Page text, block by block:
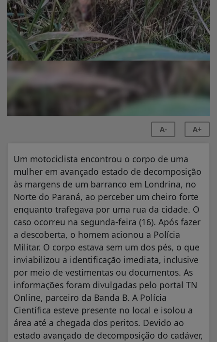
A- A+
Um motociclista encontrou o corpo de uma
mulher em avançado estado de decomposição
às margens de um barranco em Londrina, no
Norte do Paraná, ao perceber um cheiro forte
enquanto trafegava por uma rua da cidade. O
caso ocorreu na segunda-feira (16). Após fazer
a descoberta, o homem acionou a Polícia
Militar. O corpo estava sem um dos pés, o que
inviabilizou a identificação imediata, inclusive
por meio de vestimentas ou documentos. As
informações foram divulgadas pelo portal TN
Online, parceiro da Banda B. A Polícia
Científica esteve presente no local e isolou a
área até a chegada dos peritos. Devido ao
estado avançado de decomposição do cadáver,